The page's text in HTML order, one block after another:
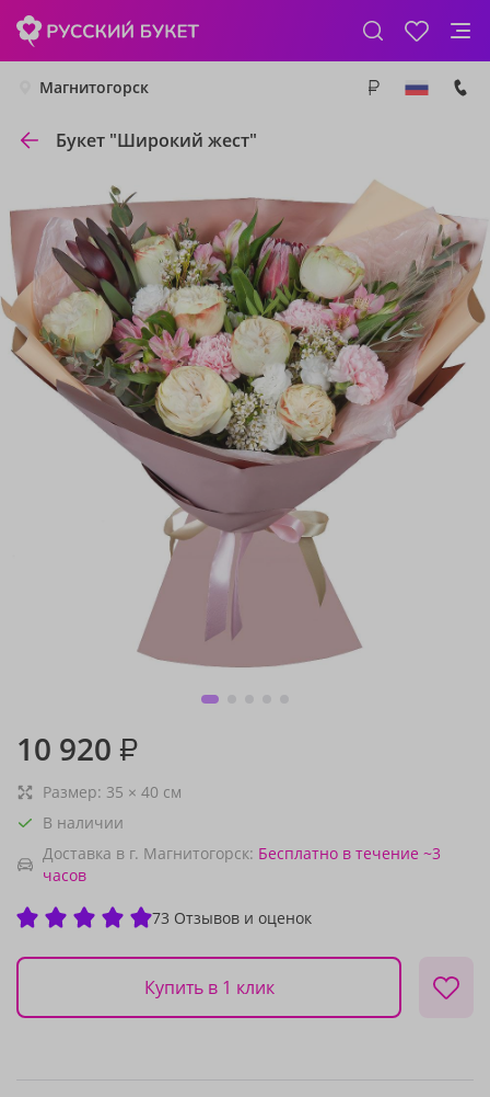
Магнитогорск
Букет "Широкий жест"
10 920 ₽
Размер: 35 × 40 см
В наличии
Доставка в г. Магнитогорск: Бесплатно в течение ~3
часов
73 Отзывов и оценок
Купить в 1 клик